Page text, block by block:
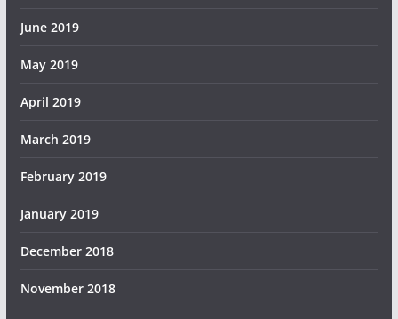
June 2019
May 2019
April 2019
March 2019
February 2019
January 2019
December 2018
November 2018